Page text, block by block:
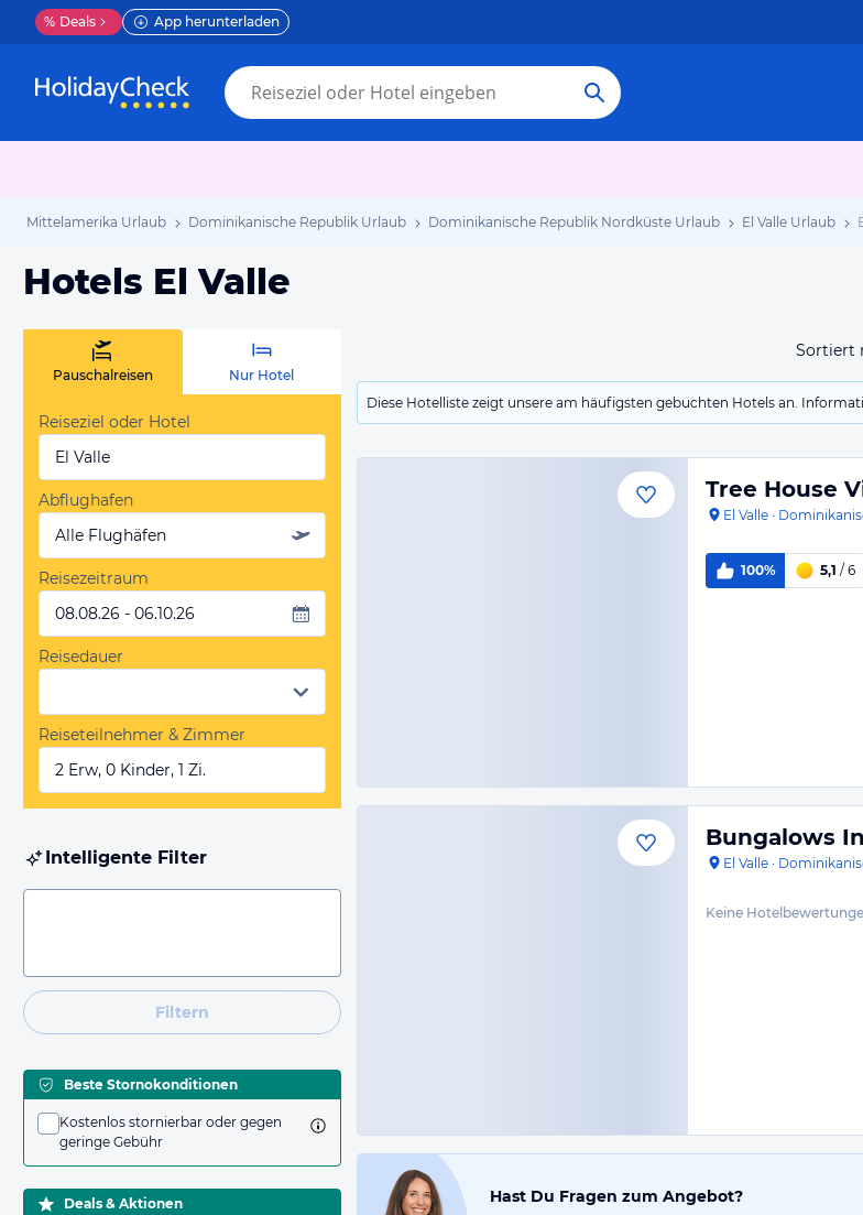
% Deals App herunterladen
Mittelamerika Urlaub Dominikanische Republik Urlaub Dominikanische Republik Nordküste Urlaub El Valle Urlaub
Hotels El Valle
Sortiert
Diese Hotelliste zeigt unsere am häufigsten gebuchten Hotels an.
Pauschalreisen Nur Hotel
Reiseziel oder Hotel
El Valle
Abflughafen
Alle Flughäfen
Reisezeitraum
08.08.26 - 06.10.26
Reisedauer
Reiseteilnehmer & Zimmer
2 Erw, 0 Kinder, 1 Zi.
Intelligente Filter
Filtern
Beste Stornokonditionen
Kostenlos stornierbar oder gegen
geringe Gebühr
Deals & Aktionen
Tree House
El Valle ·
100% 5,1 / 6
Bungalows
El Valle ·
Keine
Hast Du Fragen zum Angebot?